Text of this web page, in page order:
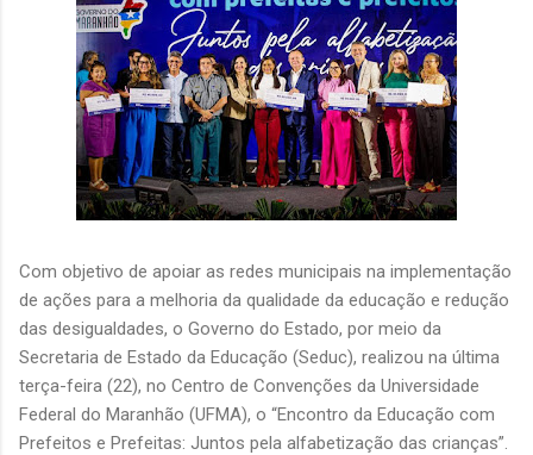
Com objetivo de apoiar as redes municipais na implementação
de ações para a melhoria da qualidade da educação e redução
das desigualdades, o Governo do Estado, por meio da
Secretaria de Estado da Educação (Seduc), realizou na última
terça-feira (22), no Centro de Convenções da Universidade
Federal do Maranhão (UFMA), o “Encontro da Educação com
Prefeitos e Prefeitas: Juntos pela alfabetização das crianças”.